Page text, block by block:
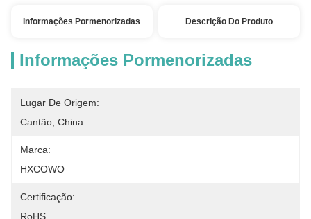
Informações Pormenorizadas Descrição Do Produto
Informações Pormenorizadas
Lugar De Origem:
Cantão, China
Marca:
HXCOWO
Certificação:
RoHS